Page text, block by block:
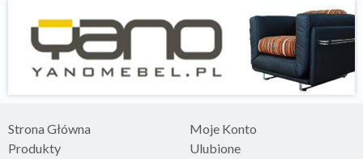
Strona Główna
Produkty
Moje Konto
Ulubione